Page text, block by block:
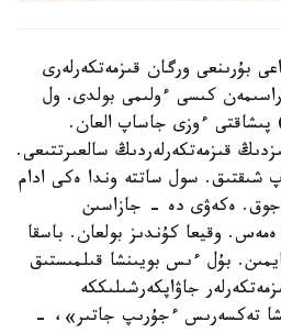
بۇرىنعى ورگان قىزمەتكەرلەرى
كىسى ءولىمى بولدى. ول
ءوزى جاساپ العان.
قىزمەتكەرلەردىڭ سالعىرتتىعى.
شىقتىق. سول ساتتە وندا ەكى ادام
جوق. ەكەۋى دە - جازاسىن
وقيعا كۇندىز بولعان. باسقا
بۇل ءىس بويىنشا قىلمىستىق
جاۋاپكەرشىلىككە
تەكسەرىس ءجۇرىپ جاتىر»، -